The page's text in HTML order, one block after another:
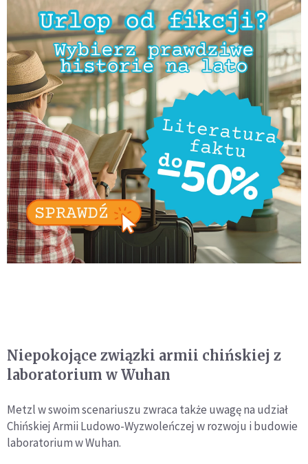
Niepokojące związki armii chińskiej z
laboratorium w Wuhan
Metzl w swoim scenariuszu zwraca także uwagę na udział
Chińskiej Armii Ludowo-Wyzwoleńczej w rozwoju i budowie
laboratorium w Wuhan.